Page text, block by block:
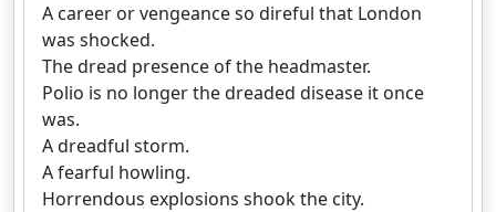
A career or vengeance so direful that London
was shocked.
The dread presence of the headmaster.
Polio is no longer the dreaded disease it once
was.
A dreadful storm.
A fearful howling.
Horrendous explosions shook the city.